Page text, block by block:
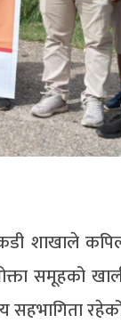
शाखाले
समूहको
सहभागिता